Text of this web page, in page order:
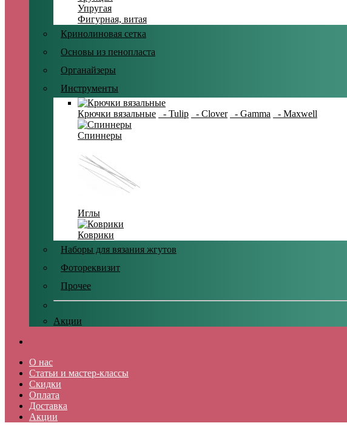
Упругая
Фигурная, витая
Кринолиновая сетка
Основы из пенопласта
Органайзеры
Инструменты
Крючки вязальные - Tulip - Clover - Gamma - Maxwell
Спиннеры
Иглы
Коврики
Наборы для вязания жгутов
Фотореквизит
Прочее
Акции
О нас
Статьи и мастер-классы
Скидки
Оплата
Доставка
Акции